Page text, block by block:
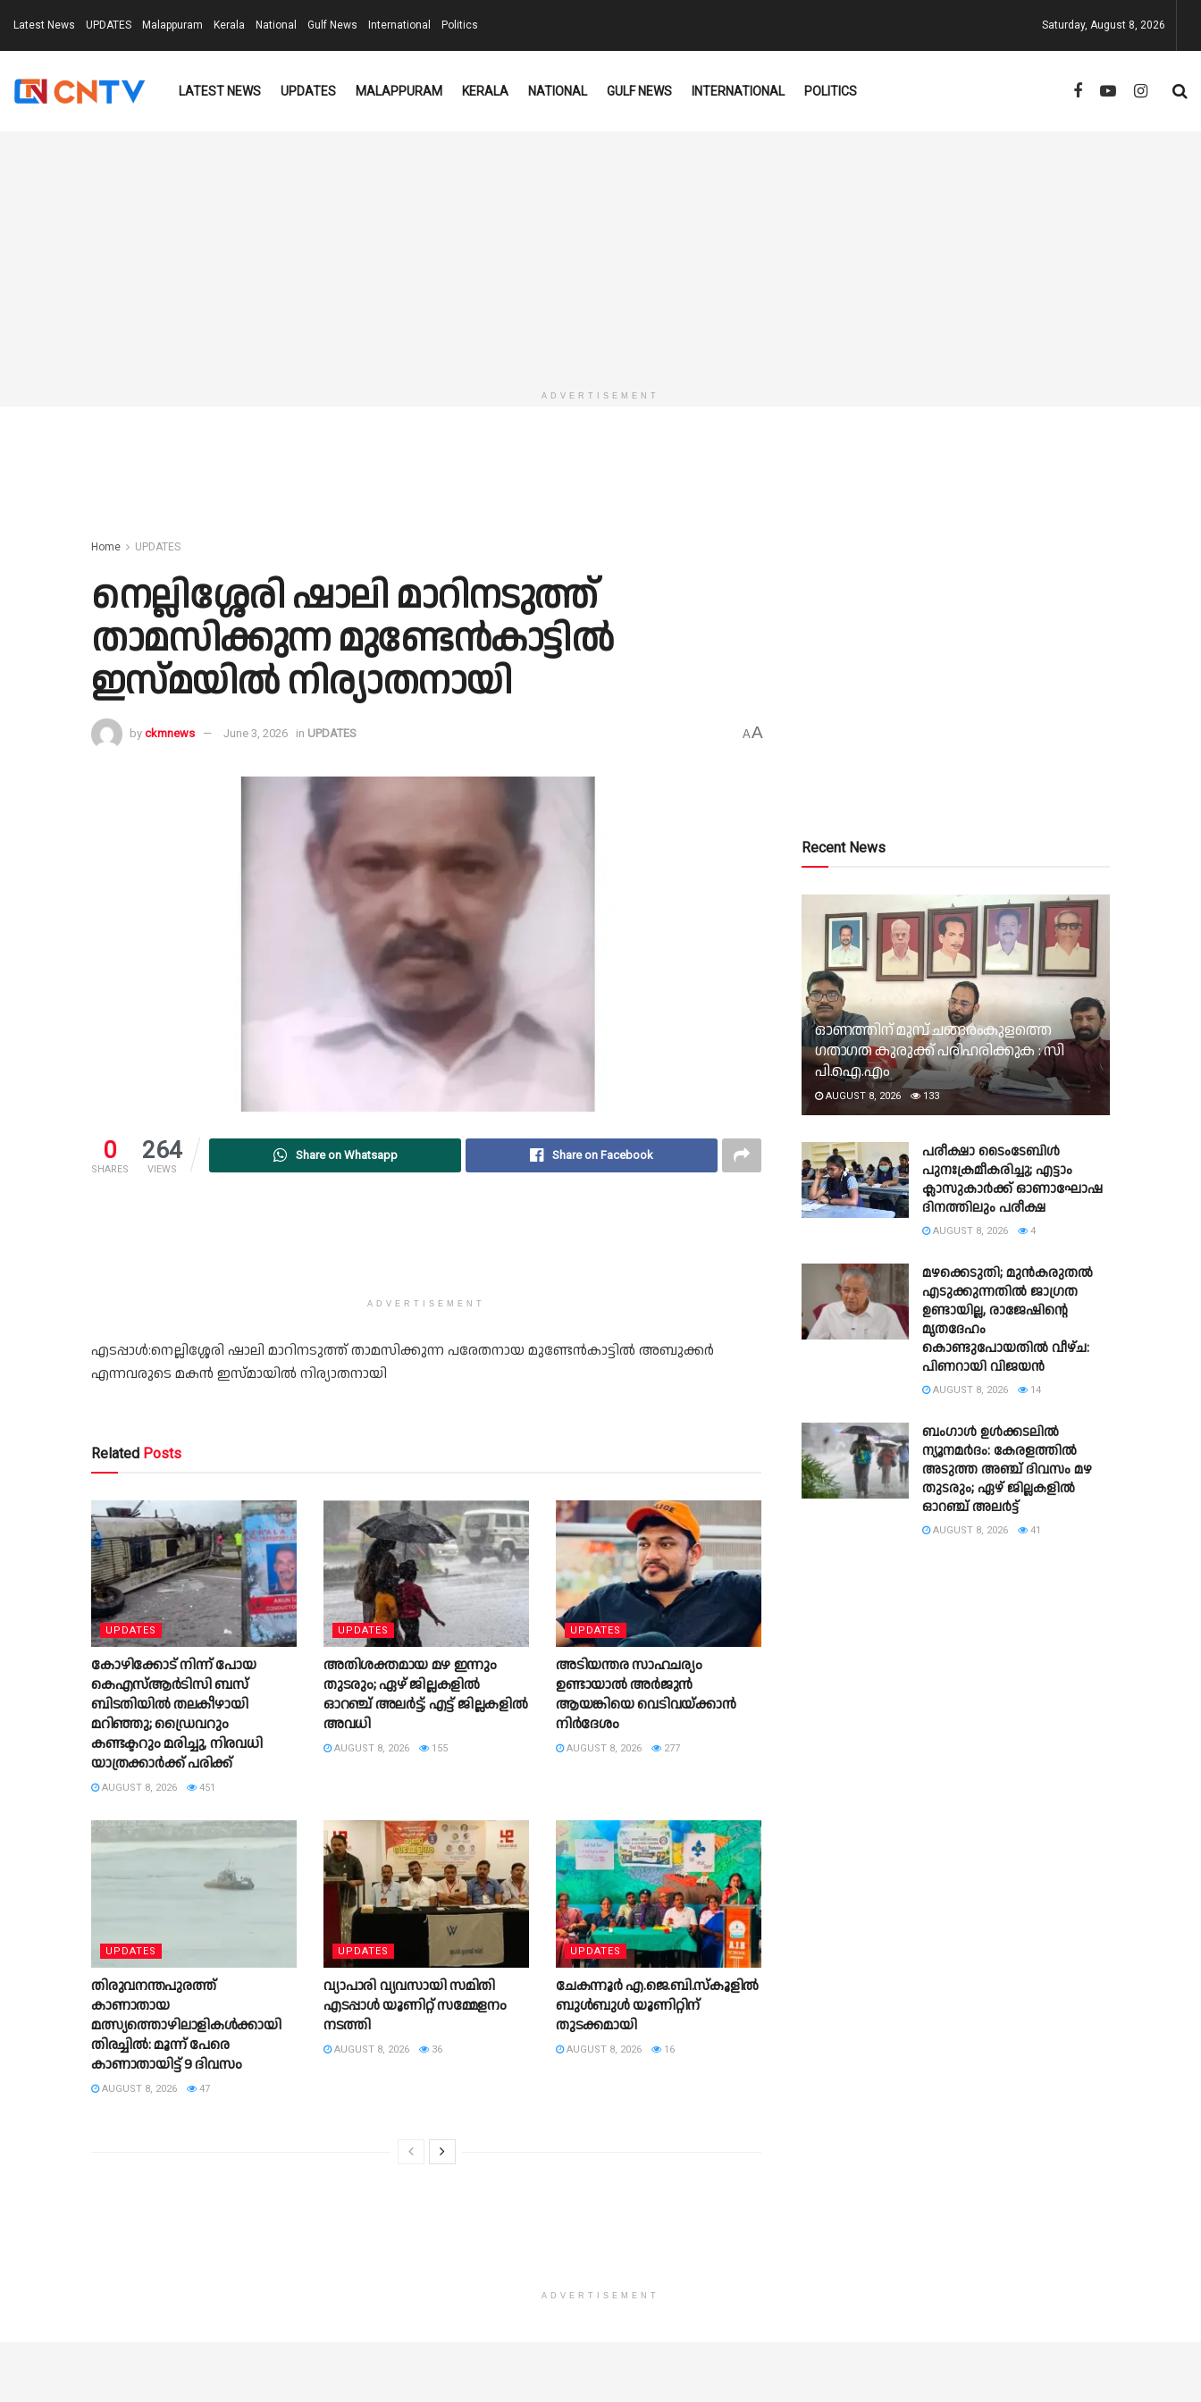
Latest News UPDATES Malappuram Kerala National Gulf News International Politics Saturday, August 8, 2026
LATEST NEWS UPDATES MALAPPURAM KERALA NATIONAL GULF NEWS INTERNATIONAL POLITICS
ADVERTISEMENT
Home UPDATES
നെല്ലിശ്ശേരി ഷാലി മാറിനടുത്ത്
താമസിക്കുന്ന മുണ്ടേൻകാട്ടിൽ
ഇസ്മയില്‍ നിര്യാതനായി
by ckmnews June 3, 2026 in UPDATES AA
0
SHARES
264
VIEWS
Share on Whatsapp Share on Facebook
ADVERTISEMENT
എടപ്പാള്‍:നെല്ലിശ്ശേരി ഷാലി മാറിനടുത്ത് താമസിക്കുന്ന പരേതനായ മുണ്ടേൻകാട്ടിൽ അബുക്കര്‍
എന്നവരുടെ മകൻ ഇസ്മായിൽ നിര്യാതനായി
Related Posts
UPDATES
കോഴിക്കോട് നിന്ന് പോയ
കെഎസ്ആർടിസി ബസ്
ബിടതിയിൽ തലകീഴായി
മറിഞ്ഞു; ഡ്രൈവറും
കണ്ടക്ടറും മരിച്ചു, നിരവധി
യാത്രക്കാർക്ക് പരിക്ക്
AUGUST 8, 2026 451
UPDATES
അതിശക്തമായ മഴ ഇന്നും
തുടരും; ഏഴ് ജില്ലകളിൽ
ഓറഞ്ച് അലർട്ട്; എട്ട് ജില്ലകളിൽ
അവധി
AUGUST 8, 2026 155
UPDATES
അടിയന്തര സാഹചര്യം
ഉണ്ടായാല്‍ അര്‍ജുന്‍
ആയങ്കിയെ വെടിവയ്ക്കാന്‍
നിര്‍ദേശം
AUGUST 8, 2026 277
UPDATES
തിരുവനന്തപുരത്ത്
കാണാതായ
മത്സ്യത്തൊഴിലാളികൾക്കായി
തിരച്ചിൽ: മൂന്ന് പേരെ
കാണാതായിട്ട് 9 ദിവസം
AUGUST 8, 2026 47
UPDATES
വ്യാപാരി വ്യവസായി സമിതി
എടപ്പാൾ യൂണിറ്റ് സമ്മേളനം
നടത്തി
AUGUST 8, 2026 36
UPDATES
ചേകന്നൂർ എ.ജെ.ബി.സ്കൂളിൽ
ബുൾബുൾ യൂണിറ്റിന്
തുടക്കമായി
AUGUST 8, 2026 16
Recent News
ഓണത്തിന് മുമ്പ് ചങ്ങരംകുളത്തെ
ഗതാഗത കുരുക്ക് പരിഹരിക്കുക : സി
പി.ഐ.എം
AUGUST 8, 2026 133
പരീക്ഷാ ടൈംടേബിൾ
പുനഃക്രമീകരിച്ചു; എട്ടാം
ക്ലാസുകാർക്ക് ഓണാഘോഷ
ദിനത്തിലും പരീക്ഷ
AUGUST 8, 2026 4
മഴക്കെടുതി; മുൻകരുതൽ
എടുക്കുന്നതിൽ ജാഗ്രത
ഉണ്ടായില്ല, രാജേഷിന്റെ
മൃതദേഹം
കൊണ്ടുപോയതിൽ വീഴ്ച:
പിണറായി വിജയൻ
AUGUST 8, 2026 14
ബംഗാൾ ഉൾക്കടലിൽ
ന്യൂനമർദം: കേരളത്തിൽ
അടുത്ത അഞ്ച് ദിവസം മഴ
തുടരും; ഏഴ് ജില്ലകളിൽ
ഓറഞ്ച് അലർട്ട്
AUGUST 8, 2026 41
ADVERTISEMENT